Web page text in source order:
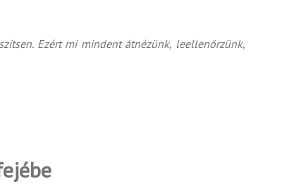
Ezért mi mindent átnézünk, leellenőrzünk,